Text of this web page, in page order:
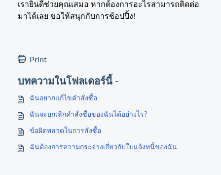
เรายินดีช่วยคุณเสมอ หากต้องการอะไรสามารถติดต่อ
มาได้เลย ขอให้สนุกกับการช้อปปิ้ง!
Print
บทความในโฟลเดอร์นี้ -
ฉันอยากแก้ไขคำสั่งซื้อ
ฉันจะยกเลิกคำสั่งซื้อของฉันได้อย่างไร?
ข้อผิดพลาดในการสั่งซื้อ
ฉันต้องการความกระจ่างเกี่ยวกับใบแจ้งหนี้ของฉัน